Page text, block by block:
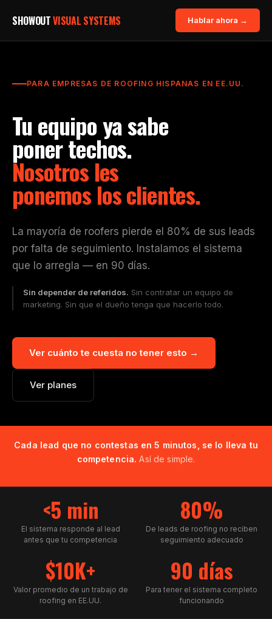
SHOWOUTVISUAL SYSTEMS Hablar ahora →
PARA EMPRESAS DE ROOFING HISPANAS EN EE.UU.
Tu equipo ya sabe
poner techos.
Nosotros les
ponemos los clientes.
La mayoría de roofers pierde el 80% de sus leads
por falta de seguimiento. Instalamos el sistema
que lo arregla — en 90 días.
Sin depender de referidos. Sin contratar un equipo de
marketing. Sin que el dueño tenga que hacerlo todo.
Ver cuánto te cuesta no tener esto →
Ver planes
Cada lead que no contestas en 5 minutos, se lo lleva tu
competencia.Así de simple.
<5 min
El sistema responde al lead
antes que tu competencia
80%
De leads de roofing no reciben
seguimiento adecuado
$10K+
Valor promedio de un trabajo de
roofing en EE.UU.
90 días
Para tener el sistema completo
funcionando